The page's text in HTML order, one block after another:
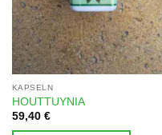
KAPSELN
HOUTTUYNIA
59,40 €